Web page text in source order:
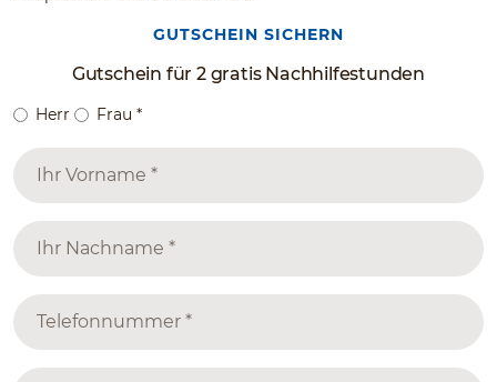
GUTSCHEIN SICHERN
Gutschein für 2 gratis Nachhilfestunden
Herr Frau *